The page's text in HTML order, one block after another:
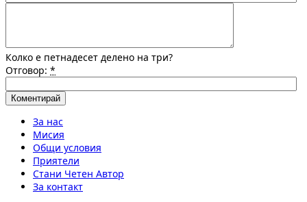
Колко е петнадесет делено на три?
Отговор: *
За нас
Мисия
Общи условия
Приятели
Стани Четен Автор
За контакт